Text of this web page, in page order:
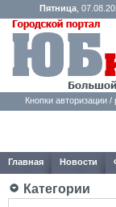
Пятница,
Кнопки авторизации /
Главная Новости
Категории